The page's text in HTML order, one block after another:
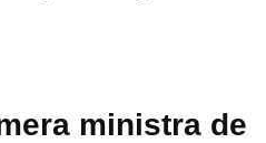
ministra de